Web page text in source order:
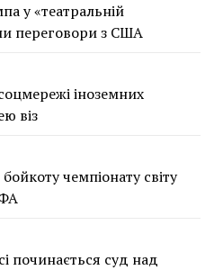
у «театральній
переговори з США
іноземних
віз
чемпіонату світу
починається суд над